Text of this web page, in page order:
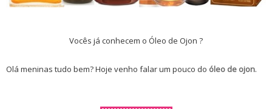
Vocês já conhecem o Óleo de Ojon ?
Olá meninas tudo bem? Hoje venho falar um pouco do óleo de ojon.